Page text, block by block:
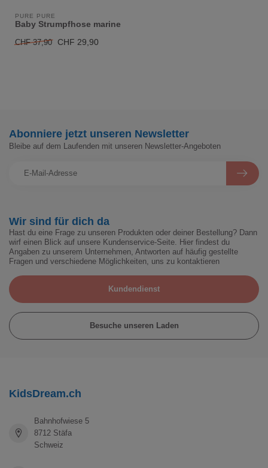
PURE PURE
Baby Strumpfhose marine
CHF 37,90 CHF 29,90
Wir sind für dich da
Hast du eine Frage zu unseren Produkten oder deiner Bestellung? Dann
wirf einen Blick auf unsere Kundenservice-Seite. Hier findest du
Angaben zu unserem Unternehmen, Antworten auf häufig gestellte
Fragen und verschiedene Möglichkeiten, uns zu kontaktieren
Kundendienst
Besuche unseren Laden
Abonniere jetzt unseren Newsletter
Bleibe auf dem Laufenden mit unseren Newsletter-Angeboten
KidsDream.ch
Bahnhofwiese 5
8712 Stäfa
Schweiz